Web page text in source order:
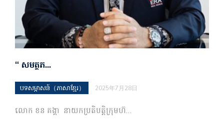
“ សមត្ថភ…
បទសម្ភាសន៍（ភាសាខ្មែរ） 2025年7月28日
លោក ខន គង្គា នាយកប្រតិបត្តិក្រុមហ៊…